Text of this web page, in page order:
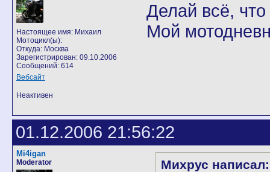
Настоящее имя: Михаил
Мотоцикл(ы):
Откуда: Москва
Зарегистрирован: 09.10.2006
Сообщений: 614
Вебсайт
Делай всё, что
Мой
Неактивен
01.12.2006 21:56:22
Mi4igan
Moderator
Михрус написал: